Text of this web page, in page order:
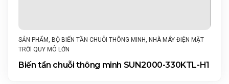
SẢN PHẨM, BỘ BIẾN TẦN CHUỖI THÔNG MINH, NHÀ MÁY ĐIỆN MẶT
TRỜI QUY MÔ LỚN
Biến tần chuỗi thông minh SUN2000-330KTL-H1